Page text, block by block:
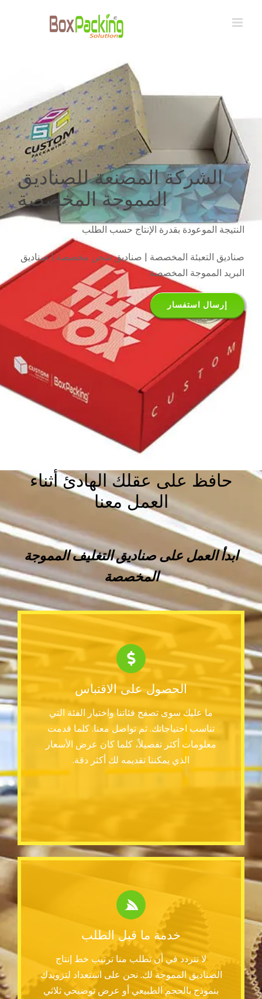
الشركة المصنعة للصناديق
المموجة المخصصة
النتيجة الموعودة بقدرة الإنتاج حسب الطلب
صناديق التعبئة المخصصة | صناديق شحن مخصصة | صناديق
البريد المموجة المخصصة
إرسال استفسار
حافظ على عقلك الهادئ أثناء
العمل معنا
ابدأ العمل على صناديق التغليف المموجة
المخصصة
الحصول على الاقتباس
ما عليك سوى تصفح فئاتنا واختيار الفئة التي
تناسب احتياجاتك. ثم تواصل معنا. كلما قدمت
معلومات أكثر تفصيلاً، كلما كان عرض الأسعار
الذي يمكننا تقديمه لك أكثر دقة.
خدمة ما قبل الطلب
لا تتردد في أن تطلب منا ترتيب خط إنتاج
الصناديق المموجة لك. نحن على استعداد لتزويدك
بنموذج بالحجم الطبيعي أو عرض توضيحي ثلاثي